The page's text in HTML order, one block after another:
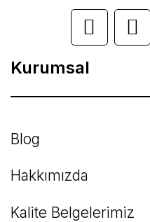
Ürün
Ürün bilgilerinde
Ürün fiyatı diğer
Bu ürüne benzer
Kurumsal
Blog
Hakkımızda
Kalite Belgelerimiz